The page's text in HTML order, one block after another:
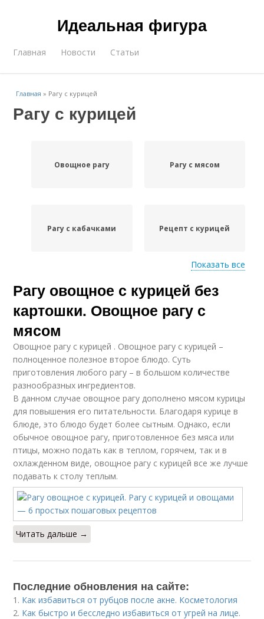
Идеальная фигура
Главная Новости Статьи
Главная » Рагу с курицей
Рагу с курицей
Овощное рагу Рагу с мясом
Рагу с кабачками Рецепт с курицей
Рагу с куриным
фаршем
Показать все
Рагу овощное с курицей без
картошки. Овощное рагу с
мясом
Овощное рагу с курицей . Овощное рагу с курицей –
полноценное полезное второе блюдо. Суть
приготовления любого рагу – в большом количестве
разнообразных ингредиентов.
В данном случае овощное рагу дополнено мясом курицы
для повышения его питательности. Благодаря курице в
блюде, это блюдо будет более сытным. Однако, если
обычное овощное рагу, приготовленное без мяса или
птицы, можно подать как в теплом, горячем, так и в
охлажденном виде, овощное рагу с курицей все же лучше
подавать к столу теплым.
Читать дальше →
Последние обновления на сайте:
1. Как избавиться от рубцов после акне. Косметология
2. Как быстро и бесследно избавиться от угрей на лице.